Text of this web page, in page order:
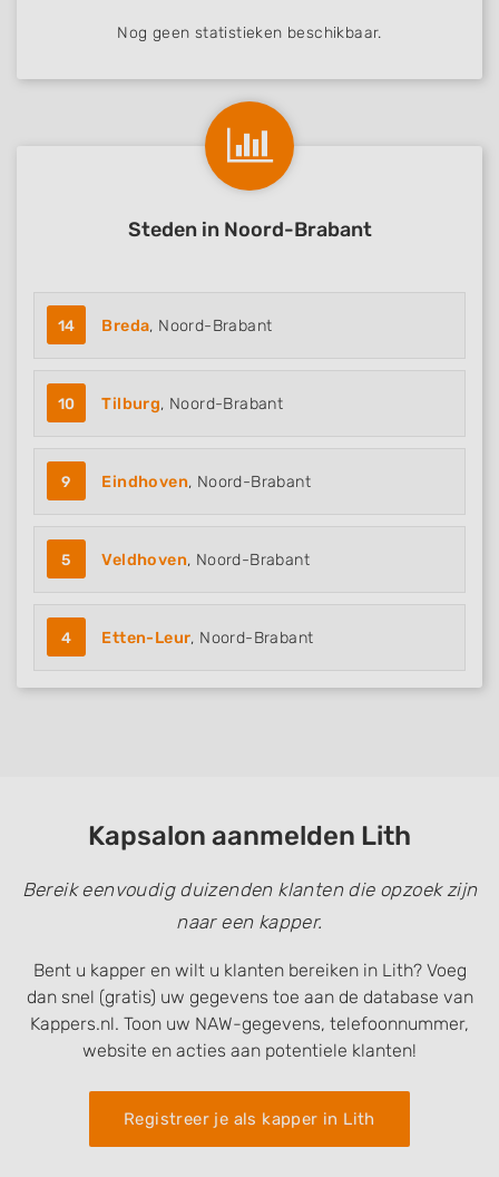
Nog geen statistieken beschikbaar.
Steden in Noord-Brabant
14 Breda, Noord-Brabant
10 Tilburg, Noord-Brabant
9 Eindhoven, Noord-Brabant
5 Veldhoven, Noord-Brabant
4 Etten-Leur, Noord-Brabant
Kapsalon aanmelden Lith
Bereik eenvoudig duizenden klanten die opzoek zijn
naar een kapper.
Bent u kapper en wilt u klanten bereiken in Lith? Voeg
dan snel (gratis) uw gegevens toe aan de database van
Kappers.nl. Toon uw NAW-gegevens, telefoonnummer,
website en acties aan potentiele klanten!
Registreer je als kapper in Lith